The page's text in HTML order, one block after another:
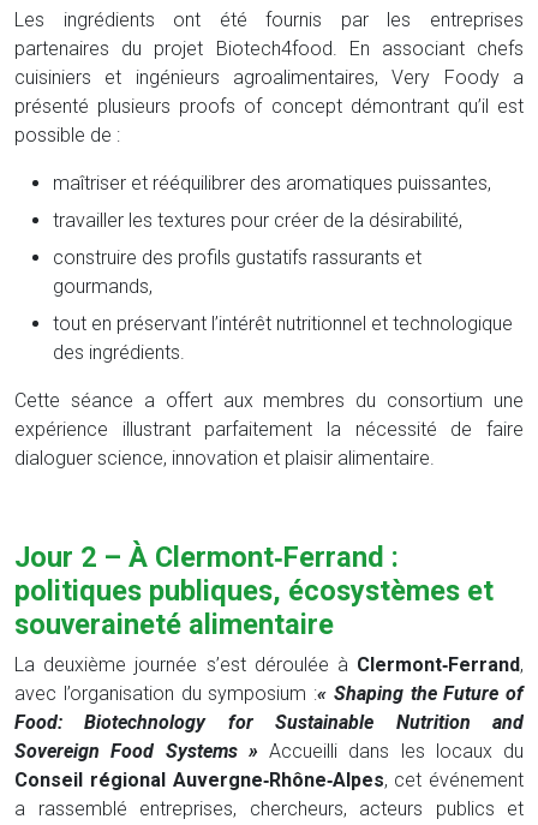
Les ingrédients ont été fournis par les entreprises
partenaires du projet Biotech4food. En associant chefs
cuisiniers et ingénieurs agroalimentaires, Very Foody a
présenté plusieurs proofs of concept démontrant qu’il est
possible de :
maîtriser et rééquilibrer des aromatiques puissantes,
travailler les textures pour créer de la désirabilité,
construire des profils gustatifs rassurants et
gourmands,
tout en préservant l’intérêt nutritionnel et technologique
des ingrédients.
Cette séance a offert aux membres du consortium une
expérience illustrant parfaitement la nécessité de faire
dialoguer science, innovation et plaisir alimentaire.
Jour 2 – À Clermont‑Ferrand :
politiques publiques, écosystèmes et
souveraineté alimentaire
La deuxième journée s’est déroulée à Clermont‑Ferrand,
avec l’organisation du symposium :« Shaping the Future of
Food: Biotechnology for Sustainable Nutrition and
Sovereign Food Systems »Accueilli dans les locaux du
Conseil régional Auvergne‑Rhône‑Alpes, cet événement
a rassemblé entreprises, chercheurs, acteurs publics et